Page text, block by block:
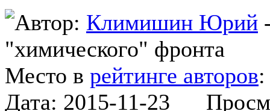
Автор: Климишин Юрий
"химического" фронта
Место в рейтинге авторов
Дата: 2015-11-23